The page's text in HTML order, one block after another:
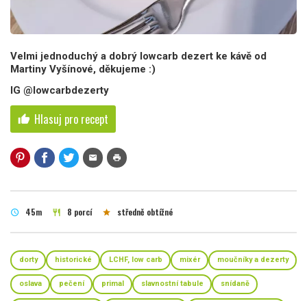
Velmi jednoduchý a dobrý lowcarb dezert ke kávě od
Martiny Vyšínové, děkujeme :)
IG @lowcarbdezerty
thumb_up Hlasuj pro recept
mail print
schedule 45m restaurant 8 porcí star středně obtížné
dorty historické LCHF, low carb mixér moučníky a dezerty
oslava pečení primal slavnostní tabule snídaně